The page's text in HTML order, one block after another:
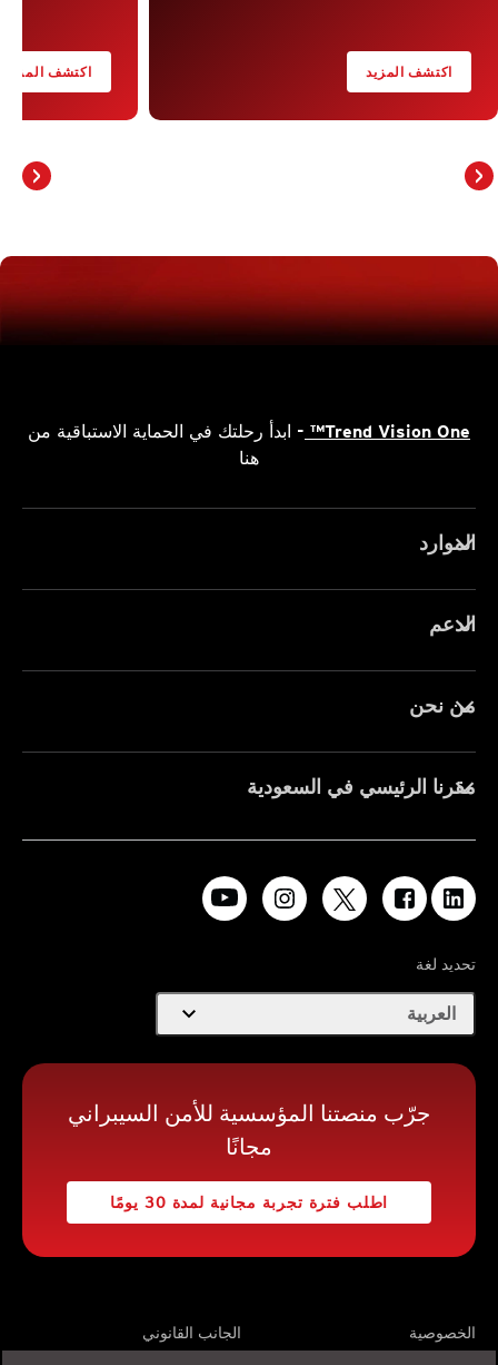
اكتشف المزيد اكتشف المزيد
Trend Vision One™
- ابدأ رحلتك في الحماية الاستباقية من
هنا
الموارد
الدعم
من نحن
مقرنا الرئيسي في السعودية
تحديد لغة
العربية expand_more
جرّب منصتنا المؤسسية للأمن السيبراني
مجانًا
اطلب فترة تجربة مجانية لمدة 30 يومًا
الخصوصية
الجانب القانوني